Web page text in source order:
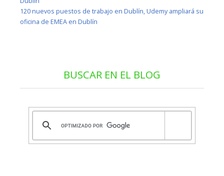
120 nuevos puestos de trabajo en Dublín, Udemy ampliará su
oficina de EMEA en Dublín
BUSCAR EN EL BLOG